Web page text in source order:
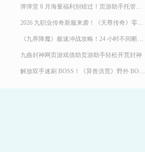
弹弹堂 8 月海量福利别错过！页游助手托管挂机，限定时装轻松到手
2026 九职业传奇新服来袭！《天尊传奇》零氪高效发育，快速玩转霸服
《九界降魔》极速冲战攻略！24 小时不间断堆战力霸服
九曲封神网页游戏借助页游助手轻松开荒封神
解放双手速刷 BOSS！《异兽洪荒》野外 BOSS 玩法，页游助手挂机打宝两不误